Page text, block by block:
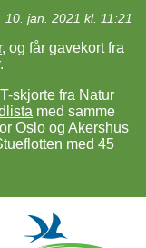
10. jan. 2021 kl. 11:21
, og får gavekort fra
skjorte fra Natur
med samme
Oslo og Akershus
med 45